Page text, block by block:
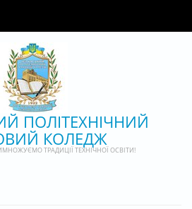
ПОЛІТЕХНІЧНИЙ
КОЛЕДЖ
ТРАДИЦІЇ ТЕХНІЧНОЇ ОСВІТИ!